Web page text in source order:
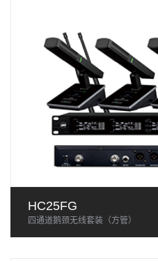
HC25FG
四通道鹅颈无线套装（方管）